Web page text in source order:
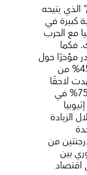
يتيحه
كبيرة في
مع الحرب
فكما
مؤخرًا حول
التداعيات التجارية للحرب، استوردت إثيوبيا 45% من
لاحقًا
تراجعًا حادًا في حجم هذه الواردات – بنسبة 75% في
إثيوبيا
الزيادة
من
بين
اقتصاد